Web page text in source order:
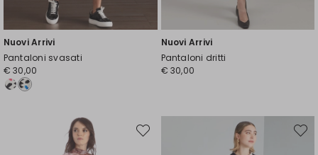
Nuovi Arrivi
Pantaloni svasati
€ 30,00
Nuovi Arrivi
Pantaloni dritti
€ 30,00
Sposta